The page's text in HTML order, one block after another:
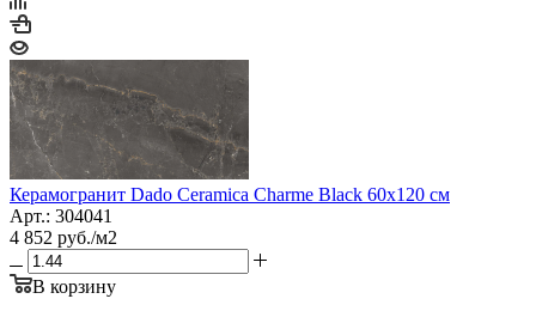
Керамогранит Dado Ceramica Charme Black 60x120 см
Арт.: 304041
4 852 руб./м2
В корзину